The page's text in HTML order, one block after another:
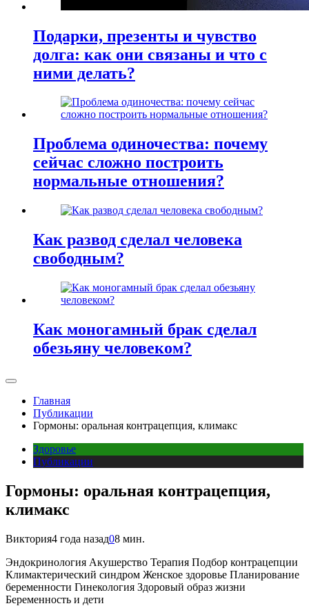
Подарки, презенты и чувство
долга: как они связаны и что с
ними делать?
Проблема одиночества: почему
сейчас сложно построить
нормальные отношения?
Как развод сделал человека
свободным?
Как моногамный брак сделал
обезьяну человеком?
Главная
Публикации
Гормоны: оральная контрацепция, климакс
Здоровье
Публикации
Гормоны: оральная контрацепция,
климакс
Виктория4 года назад08 мин.
Эндокринология Акушерство Терапия Подбор контрацепции
Климактерический синдром Женское здоровье Планирование
беременности Гинекология Здоровый образ жизни
Беременность и дети